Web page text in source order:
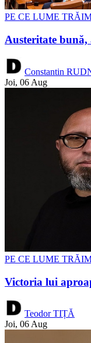
PE CE LUME
Austeritate bună,
Constantin
Joi, 06 Aug
PE CE LUME
Victoria lui
Teodor TIȚĂ
Joi, 06 Aug